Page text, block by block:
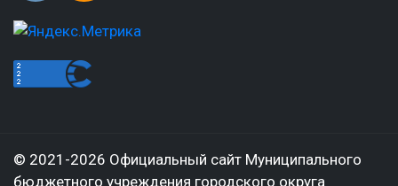
© 2021-2026 Официальный сайт Муниципального
бюджетного учреждения городского округа